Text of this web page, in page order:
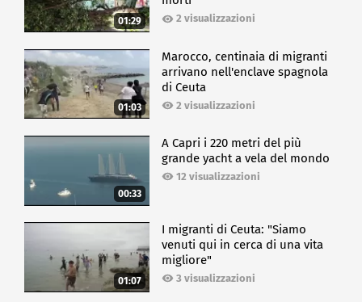
01:29 2 visualizzazioni
01:03
Marocco, centinaia di migranti
arrivano nell'enclave spagnola
di Ceuta
2 visualizzazioni
00:33
A Capri i 220 metri del più
grande yacht a vela del mondo
12 visualizzazioni
01:07
I migranti di Ceuta: "Siamo
venuti qui in cerca di una vita
migliore"
3 visualizzazioni